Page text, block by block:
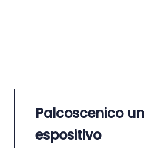
Palcoscenico
espositivo